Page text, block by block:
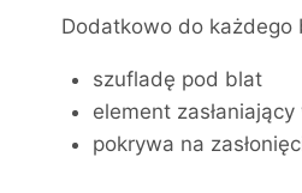
Dodatkowo do każdego
szufladę pod blat
element
pokrywa na